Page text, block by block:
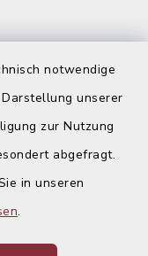
notwendige
unserer
zur Nutzung
abgefragt.
in unseren
.